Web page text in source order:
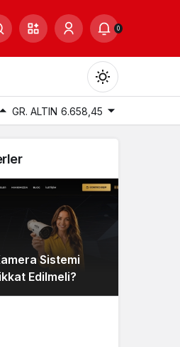
0
seçin.
GR. ALTIN 6.658,45
Sistemi
Edilmeli?